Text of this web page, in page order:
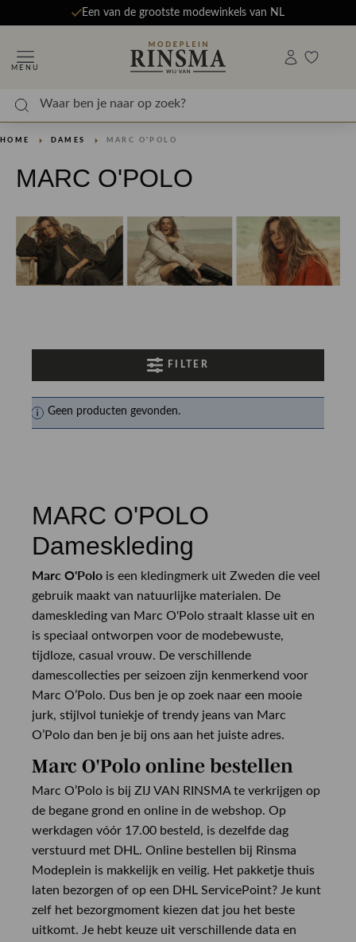
Een van de grootste modewinkels van NL
MENU
HOME DAMES MARC O'POLO
MARC O'POLO
FILTER
Geen producten gevonden.
MARC O'POLO
Dameskleding
Marc O'Polo is een kledingmerk uit Zweden die veel
gebruik maakt van natuurlijke materialen. De
dameskleding van Marc O'Polo straalt klasse uit en
is speciaal ontworpen voor de modebewuste,
tijdloze, casual vrouw. De verschillende
damescollecties per seizoen zijn kenmerkend voor
Marc O’Polo. Dus ben je op zoek naar een mooie
jurk, stijlvol tuniekje of trendy jeans van Marc
O’Polo dan ben je bij ons aan het juiste adres.
Marc O'Polo online bestellen
Marc O’Polo is bij ZIJ VAN RINSMA te verkrijgen op
de begane grond en online in de webshop. Op
werkdagen vóór 17.00 besteld, is dezelfde dag
verstuurd met DHL. Online bestellen bij Rinsma
Modeplein is makkelijk en veilig. Het pakketje thuis
laten bezorgen of op een DHL ServicePoint? Je kunt
zelf het bezorgmoment kiezen dat jou het beste
uitkomt. Je hebt keuze uit verschillende data en